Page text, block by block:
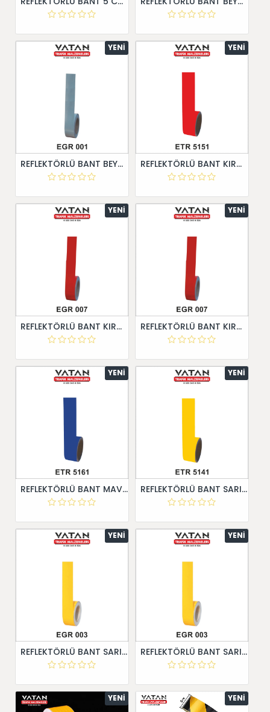
YENI
REFLEKTÖRLÜ BANT BEYAZ 5 cm X 30 Metre
YENI
REFLEKTÖRLÜ BANT KIRMIZI 5 cm X 10 Metre
YENI
REFLEKTÖRLÜ BANT KIRMIZI 5 cm X 30 Metre
YENI
REFLEKTÖRLÜ BANT KIRMIZI 5 cm X 30 Metre
YENI
REFLEKTÖRLÜ BANT MAVİ 5 cm X 10 Metre
YENI
REFLEKTÖRLÜ BANT SARI 5 cm X 10 Metre
YENI
REFLEKTÖRLÜ BANT SARI 5 cm X 30 Metre
YENI
REFLEKTÖRLÜ BANT SARI 5 cm X 30 Metre
YENI YENI